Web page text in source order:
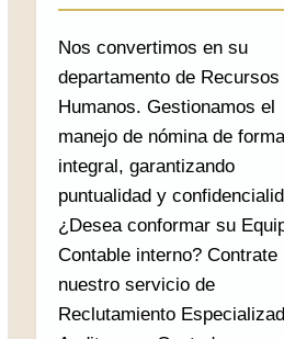
Nos convertimos en su
departamento de Recursos
Humanos. Gestionamos el
manejo de nómina de forma
integral, garantizando
puntualidad y
¿Desea conformar su
Contable interno? Contrate
nuestro servicio de
Reclutamiento